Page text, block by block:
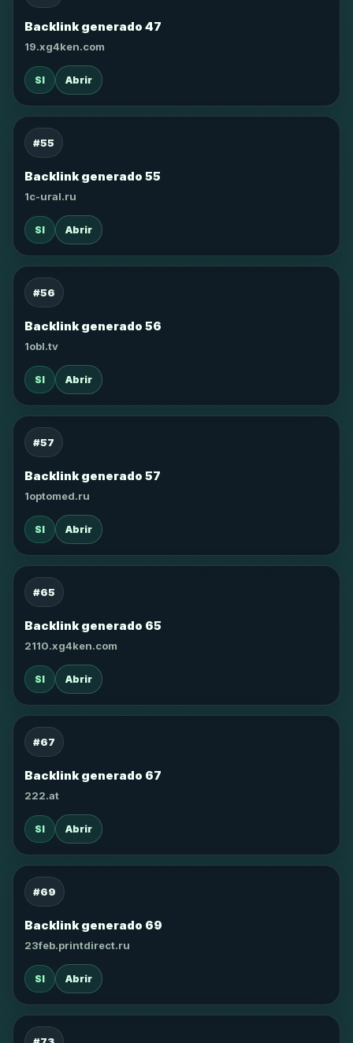
Backlink generado 47
19.xg4ken.com
SI Abrir
#55
Backlink generado 55
1c-ural.ru
SI Abrir
#56
Backlink generado 56
1obl.tv
SI Abrir
#57
Backlink generado 57
1optomed.ru
SI Abrir
#65
Backlink generado 65
2110.xg4ken.com
SI Abrir
#67
Backlink generado 67
222.at
SI Abrir
#69
Backlink generado 69
23feb.printdirect.ru
SI Abrir